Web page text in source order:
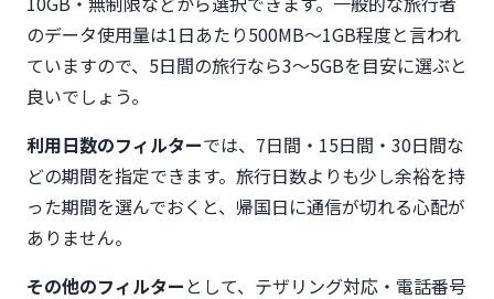
のデータ使用量は1日あたり500MB〜1GB程度と言われ
ていますので、5日間の旅行なら3〜5GBを目安に選ぶと
良いでしょう。
利用日数のフィルターでは、7日間・15日間・30日間な
どの期間を指定できます。旅行日数よりも少し余裕を持
った期間を選んでおくと、帰国日に通信が切れる心配が
ありません。
その他のフィルター として、テザリング対応・電話番号